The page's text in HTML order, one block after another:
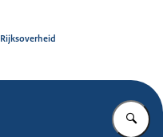
Rijksoverheid